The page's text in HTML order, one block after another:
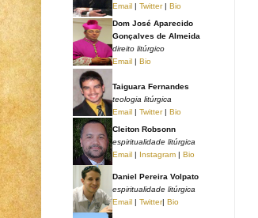
Email | Twitter| Bio
Dom José Aparecido
Gonçalves de Almeida
direito litúrgico
Email | Bio
Taiguara Fernandes
teologia litúrgica
Email | Twitter| Bio
Cleiton Robsonn
espiritualidade litúrgica
Email | Instagram | Bio
Daniel Pereira Volpato
espiritualidade litúrgica
Email | Twitter| Bio